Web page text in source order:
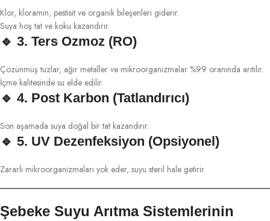
Klor, kloramin, pestisit ve organik bileşenleri giderir.
Suya hoş tat ve koku kazandırır.
🔹 3. Ters Ozmoz (RO)
Çözünmüş tuzlar, ağır metaller ve mikroorganizmalar %99 oranında arıtılır.
İçme kalitesinde su elde edilir.
🔹 4. Post Karbon (Tatlandırıcı)
Son aşamada suya doğal bir tat kazandırır.
🔹 5. UV Dezenfeksiyon (Opsiyonel)
Zararlı mikroorganizmaları yok eder, suyu steril hale getirir.
Şebeke Suyu Arıtma Sistemlerinin